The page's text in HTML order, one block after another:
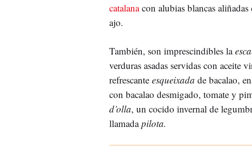
catalanacon alubias blancas aliñadas
ajo.
También, son imprescindibles la
verduras asadas servidas con aceite
refrescante esqueixada de bacalao,
con bacalao desmigado, tomate y
d’olla, un cocido invernal de
llamadapilota.